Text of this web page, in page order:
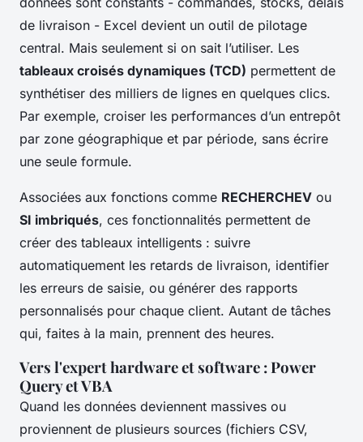
de livraison - Excel devient un outil de pilotage
central. Mais seulement si on sait l’utiliser. Les
tableaux croisés dynamiques (TCD) permettent de
synthétiser des milliers de lignes en quelques clics.
Par exemple, croiser les performances d’un entrepôt
par zone géographique et par période, sans écrire
une seule formule.
Associées aux fonctions comme RECHERCHEV ou
SI imbriqués, ces fonctionnalités permettent de
créer des tableaux intelligents : suivre
automatiquement les retards de livraison, identifier
les erreurs de saisie, ou générer des rapports
personnalisés pour chaque client. Autant de tâches
qui, faites à la main, prennent des heures.
Vers l'expert hardware et software : Power
Query et VBA
Quand les données deviennent massives ou
proviennent de plusieurs sources (fichiers CSV,